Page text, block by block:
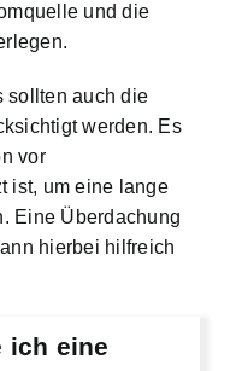
und die
sollten auch die
werden. Es
vor
ist, um eine lange
Eine Überdachung
hierbei hilfreich
ich eine